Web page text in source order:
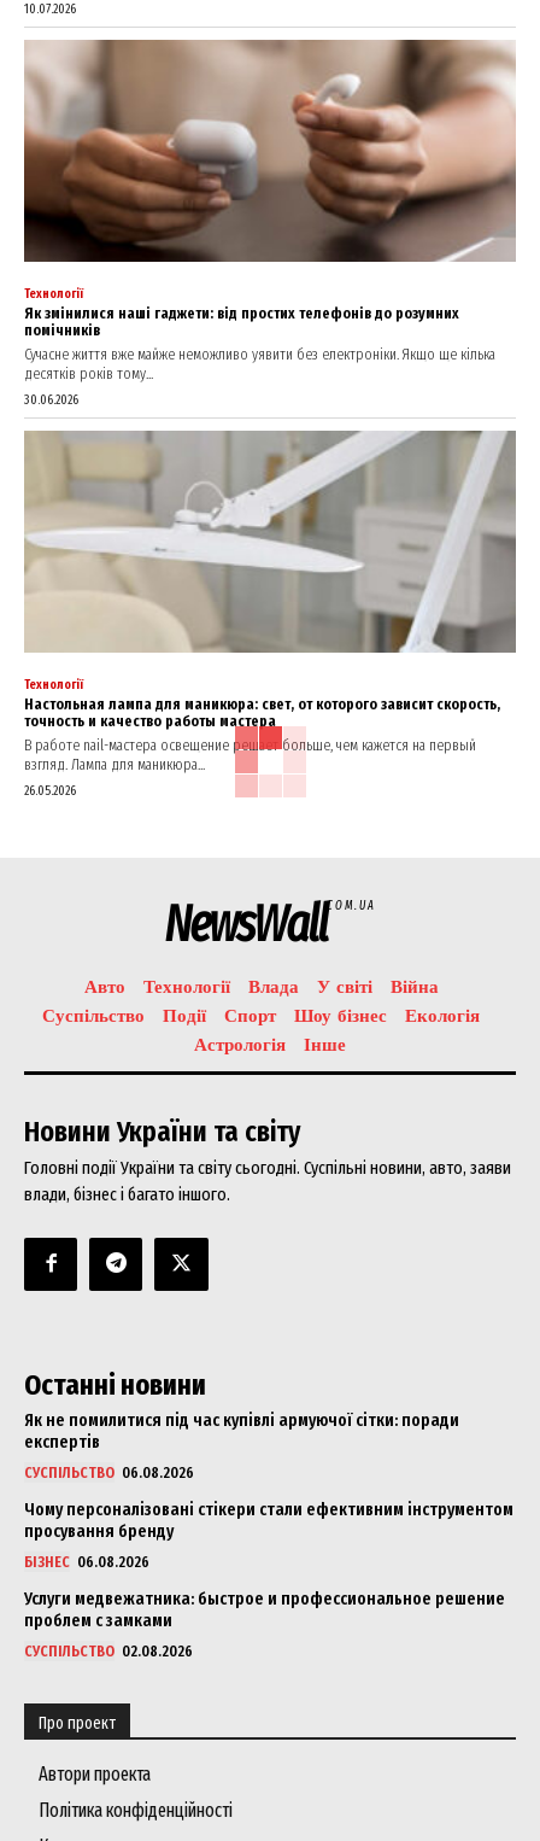
Company
About
Contact us
My account
10.07.2026
Технології
Як змінилися наші гаджети: від простих телефонів до розумних
помічників
Сучасне життя вже майже неможливо уявити без електроніки. Якщо ще кілька
десятків років тому...
30.06.2026
Технології
Настольная лампа для маникюра: свет, от которого зависит скорость,
точность и качество работы мастера
В работе nail-мастера освещение решает больше, чем кажется на первый
взгляд. Лампа для маникюра...
26.05.2026
NewsWallCOM.UA
Авто Технології Влада У світі
Війна
Суспільство
Події Спорт Шоу бізнес
Екологія
Астрологія
Інше
Новини України та світу
Головні події України та світу сьогодні. Суспільні новини, авто, заяви
влади, бізнес і багато іншого.
Останні новини
Як не помилитися під час купівлі армуючої сітки: поради
експертів
СУСПІЛЬСТВО 06.08.2026
Чому персоналізовані стікери стали ефективним інструментом
просування бренду
БІЗНЕС 06.08.2026
Услуги медвежатника: быстрое и профессиональное решение
проблем с замками
СУСПІЛЬСТВО 02.08.2026
Про проект
Автори проекта
Політика конфіденційності